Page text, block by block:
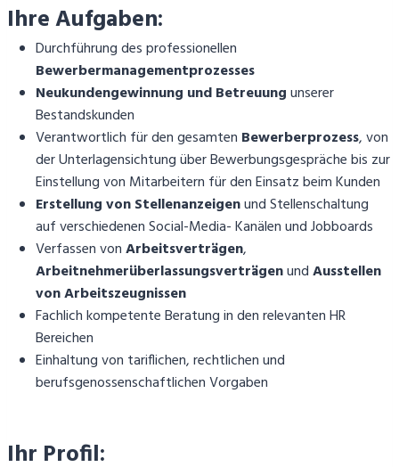
Ihre Aufgaben:
Durchführung des professionellen
Bewerbermanagementprozesses
Neukundengewinnung und Betreuungunserer
Bestandskunden
Verantwortlich für den gesamten Bewerberprozess, von
der Unterlagensichtung über Bewerbungsgespräche bis zur
Einstellung von Mitarbeitern für den Einsatz beim Kunden
Erstellung von Stellenanzeigenund Stellenschaltung
auf verschiedenen Social-Media- Kanälen und Jobboards
Verfassen vonArbeitsverträgen,
ArbeitnehmerüberlassungsverträgenundAusstellen
von Arbeitszeugnissen
Fachlich kompetente Beratung in den relevanten HR
Bereichen
Einhaltung von tariflichen, rechtlichen und
berufsgenossenschaftlichen Vorgaben
Ihr Profil: